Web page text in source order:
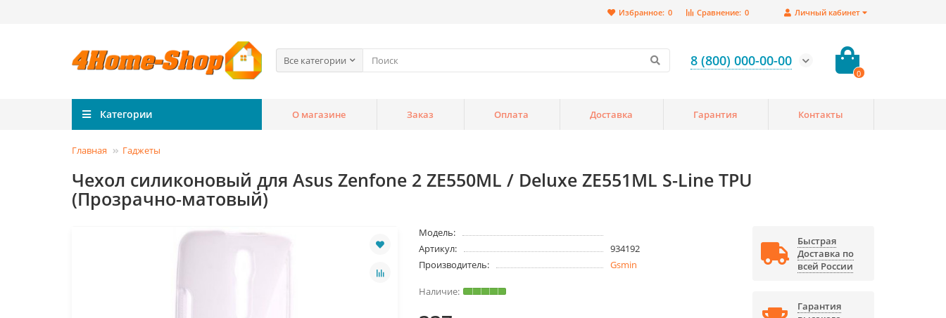
Личный кабинет
Сравнение: 0
Избранное: 0
Все категории 8 (800) 000-00-00
0
Категории О магазине Заказ Оплата Доставка Гарантия Контакты
Главная Гаджеты
Чехол силиконовый для Asus Zenfone 2 ZE550ML / Deluxe ZE551ML S-Line TPU
(Прозрачно-матовый)
Модель:
Артикул:
934192
Производитель:
Gsmin
Быстрая
Доставка по
всей России
Гарантия